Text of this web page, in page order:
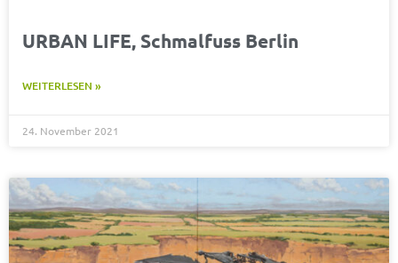
URBAN LIFE, Schmalfuss Berlin
WEITERLESEN »
24. November 2021